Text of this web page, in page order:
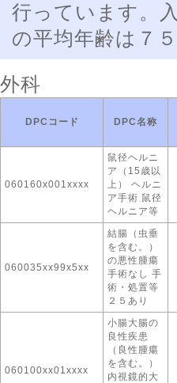
行っています。
の平均年齢は７
外科
DPCコード DPC名称
060160x001xxxx
鼠径ヘルニ
ア（15歳以
上） ヘルニ
ア手術 鼠径
ヘルニア等
060035xx99x5xx
結腸（虫垂
を含む。）
の悪性腫瘍
手術なし 手
術・処置等
２５あり
060100xx01xxxx
小腸大腸の
良性疾患
（良性腫瘍
を含む。）
内視鏡的大